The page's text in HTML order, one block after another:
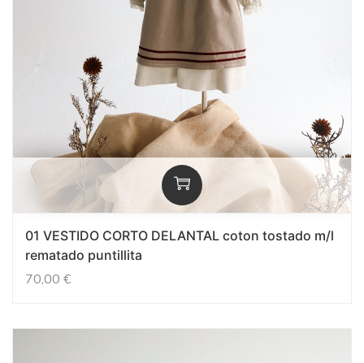
01 VESTIDO CORTO DELANTAL coton tostado m/l
rematado puntillita
70,00 €